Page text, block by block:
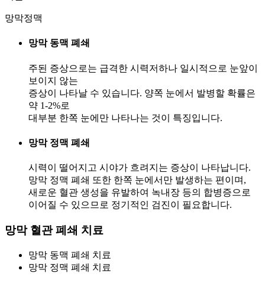
망막정맥
망막 동맥 폐쇄
주된 증상으로는 급격한 시력저하나 일시적으로 눈앞이
보이지 않는
증상이 나타날 수 있습니다. 양쪽 눈에서 발병할 확률은
약 1-2%로
대부분 한쪽 눈에만 나타나는 것이 특징입니다.
망막 정맥 폐쇄
시력이 떨어지고 시야가 흐려지는 증상이 나타납니다.
망막 정맥 폐쇄 또한 한쪽 눈에서만 발생하는 편이며,
새로운 혈관 생성을 유발하여 녹내장 등의 합병증으로
이어질 수 있으므로 정기적인 검진이 필요합니다.
망막 혈관 폐쇄 치료
망막 동맥 폐쇄 치료
망막 정맥 폐쇄 치료